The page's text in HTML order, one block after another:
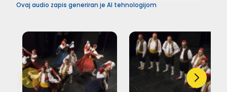
Ovaj audio zapis generiran je AI tehnologijom